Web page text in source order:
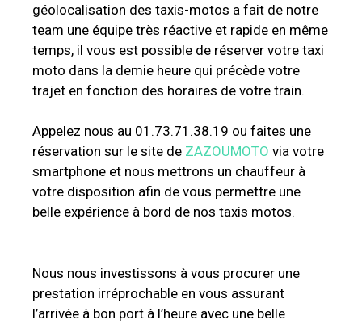
géolocalisation des taxis-motos a fait de notre
team une équipe très réactive et rapide en même
temps, il vous est possible de réserver votre taxi
moto dans la demie heure qui précède votre
trajet en fonction des horaires de votre train.
Appelez nous au 01.73.71.38.19 ou faites une
réservation sur le site de ZAZOUMOTO via votre
smartphone et nous mettrons un chauffeur à
votre disposition afin de vous permettre une
belle expérience à bord de nos taxis motos.
Nous nous investissons à vous procurer une
prestation irréprochable en vous assurant
l’arrivée à bon port à l’heure avec une belle